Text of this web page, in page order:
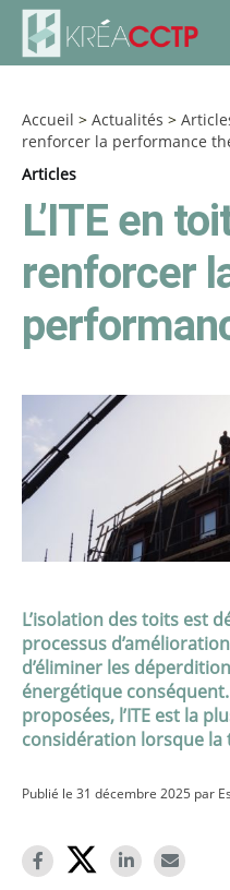
Accueil > Actualités >
renforcer la performance
Articles
L’ITE en
renforcer
L’isolation des toits est
processus
d’éliminer les
énergétique
proposées, l’ITE est la
considération lorsque
Publié le 31 décembre 2025 par